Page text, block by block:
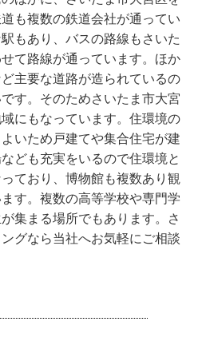
も複数の鉄道会社が通ってい
もあり、バスの路線もさいた
て路線が通っています。ほか
主要な道路が造られているの
す。そのためさいたま市大宮
にもなっています。住環境の
いため戸建てや集合住宅が建
ども充実をいるので住環境と
ており、博物館も複数あり観
す。複数の高等学校や専門学
集まる場所でもあります。さ
グなら当社へお気軽にご相談